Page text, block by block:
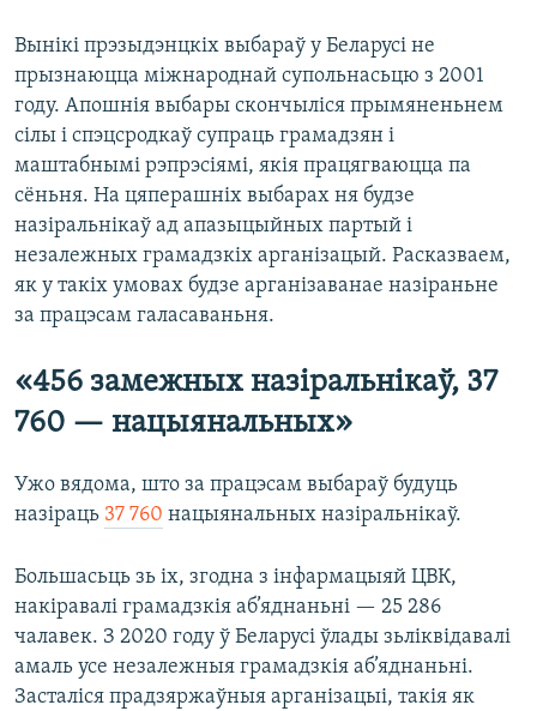
Вынікі прэзыдэнцкіх выбараў у Беларусі не
прызнаюцца міжнароднай супольнасьцю з 2001
году. Апошнія выбары скончыліся прымяненьнем
сілы і спэцсродкаў супраць грамадзян і
маштабнымі рэпрэсіямі, якія працягваюцца па
сёньня. На цяперашніх выбарах ня будзе
назіральнікаў ад апазыцыйных партый і
незалежных грамадзкіх арганізацый. Расказваем,
як у такіх умовах будзе арганізаванае назіраньне
за працэсам галасаваньня.
«456 замежных назіральнікаў, 37
760 — нацыянальных»
Ужо вядома, што за працэсам выбараў будуць
назіраць 37 760 нацыянальных назіральнікаў.
Большасьць зь іх, згодна з інфармацыяй ЦВК,
накіравалі грамадзкія аб’яднаньні — 25 286
чалавек. З 2020 году ў Беларусі ўлады зьліквідавалі
амаль усе незалежныя грамадзкія аб’яднаньні.
Засталіся прадзяржаўныя арганізацыі, такія як